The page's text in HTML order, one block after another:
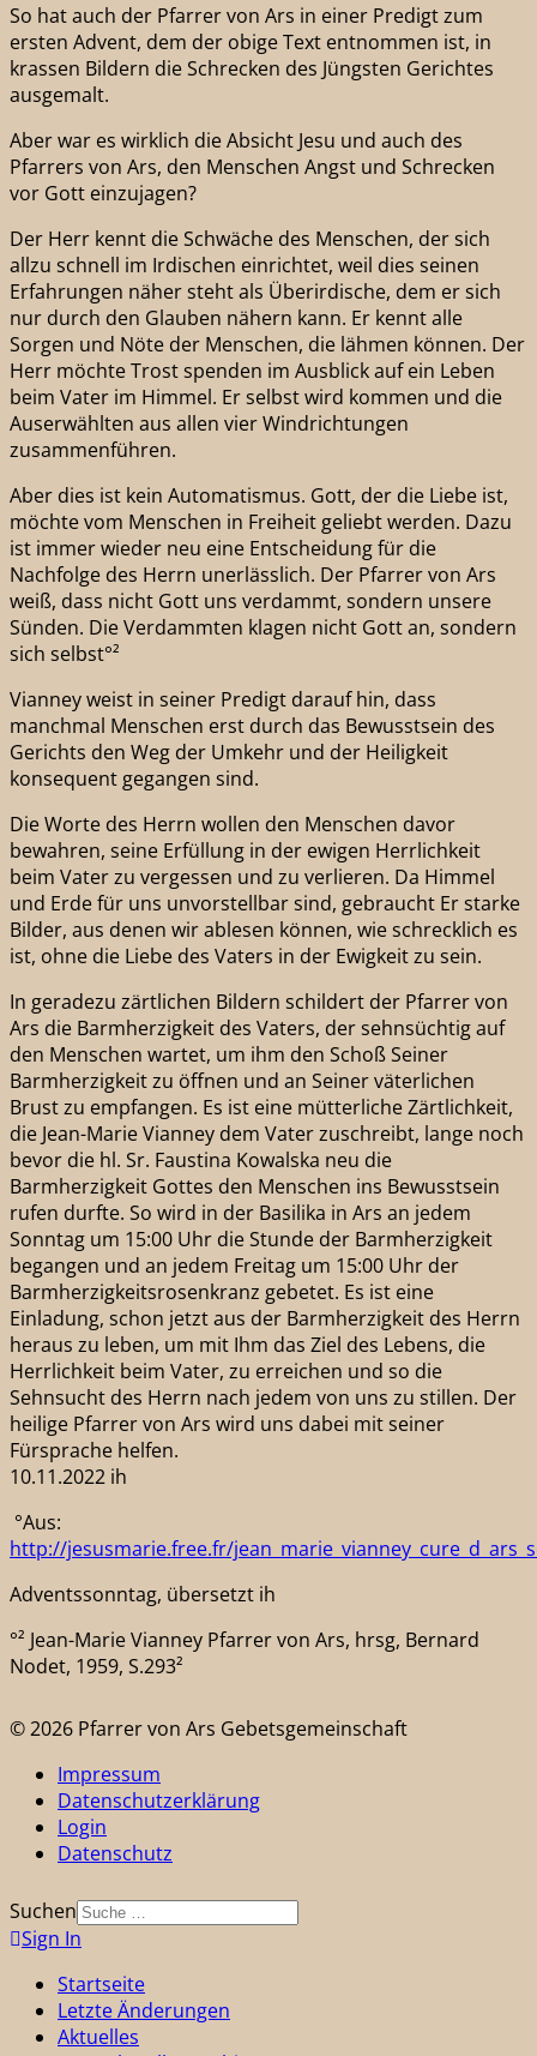
So hat auch der Pfarrer von Ars in einer Predigt zum
ersten Advent, dem der obige Text entnommen ist, in
krassen Bildern die Schrecken des Jüngsten Gerichtes
ausgemalt.
Aber war es wirklich die Absicht Jesu und auch des
Pfarrers von Ars, den Menschen Angst und Schrecken
vor Gott einzujagen?
Der Herr kennt die Schwäche des Menschen, der sich
allzu schnell im Irdischen einrichtet, weil dies seinen
Erfahrungen näher steht als Überirdische, dem er sich
nur durch den Glauben nähern kann. Er kennt alle
Sorgen und Nöte der Menschen, die lähmen können. Der
Herr möchte Trost spenden im Ausblick auf ein Leben
beim Vater im Himmel. Er selbst wird kommen und die
Auserwählten aus allen vier Windrichtungen
zusammenführen.
Aber dies ist kein Automatismus. Gott, der die Liebe ist,
möchte vom Menschen in Freiheit geliebt werden. Dazu
ist immer wieder neu eine Entscheidung für die
Nachfolge des Herrn unerlässlich. Der Pfarrer von Ars
weiß, dass nicht Gott uns verdammt, sondern unsere
Sünden. Die Verdammten klagen nicht Gott an, sondern
sich selbst°²
Vianney weist in seiner Predigt darauf hin, dass
manchmal Menschen erst durch das Bewusstsein des
Gerichts den Weg der Umkehr und der Heiligkeit
konsequent gegangen sind.
Die Worte des Herrn wollen den Menschen davor
bewahren, seine Erfüllung in der ewigen Herrlichkeit
beim Vater zu vergessen und zu verlieren. Da Himmel
und Erde für uns unvorstellbar sind, gebraucht Er starke
Bilder, aus denen wir ablesen können, wie schrecklich es
ist, ohne die Liebe des Vaters in der Ewigkeit zu sein.
In geradezu zärtlichen Bildern schildert der Pfarrer von
Ars die Barmherzigkeit des Vaters, der sehnsüchtig auf
den Menschen wartet, um ihm den Schoß Seiner
Barmherzigkeit zu öffnen und an Seiner väterlichen
Brust zu empfangen. Es ist eine mütterliche Zärtlichkeit,
die Jean-Marie Vianney dem Vater zuschreibt, lange noch
bevor die hl. Sr. Faustina Kowalska neu die
Barmherzigkeit Gottes den Menschen ins Bewusstsein
rufen durfte. So wird in der Basilika in Ars an jedem
Sonntag um 15:00 Uhr die Stunde der Barmherzigkeit
begangen und an jedem Freitag um 15:00 Uhr der
Barmherzigkeitsrosenkranz gebetet. Es ist eine
Einladung, schon jetzt aus der Barmherzigkeit des Herrn
heraus zu leben, um mit Ihm das Ziel des Lebens, die
Herrlichkeit beim Vater, zu erreichen und so die
Sehnsucht des Herrn nach jedem von uns zu stillen. Der
heilige Pfarrer von Ars wird uns dabei mit seiner
Fürsprache helfen.
10.11.2022 ih
°Aus:
http://jesusmarie.free.fr/
Adventssonntag, übersetzt ih
°² Jean-Marie Vianney Pfarrer von Ars, hrsg, Bernard
Nodet, 1959, S.293²
© 2026 Pfarrer von Ars Gebetsgemeinschaft
Impressum
Datenschutzerklärung
Login
Datenschutz
Suchen
Sign In
Startseite
Letzte Änderungen
Aktuelles